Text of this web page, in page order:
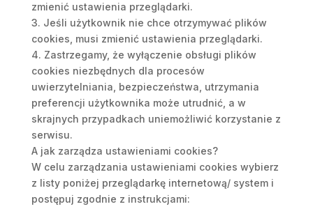
zmienić ustawienia przeglądarki.
3. Jeśli użytkownik nie chce otrzymywać plików
cookies, musi zmienić ustawienia przeglądarki.
4. Zastrzegamy, że wyłączenie obsługi plików
cookies niezbędnych dla procesów
uwierzytelniania, bezpieczeństwa, utrzymania
preferencji użytkownika może utrudnić, a w
skrajnych przypadkach uniemożliwić korzystanie z
serwisu.
A jak zarządza ustawieniami cookies?
W celu zarządzania ustawieniami cookies wybierz
z listy poniżej przeglądarkę internetową/ system i
postępuj zgodnie z instrukcjami: